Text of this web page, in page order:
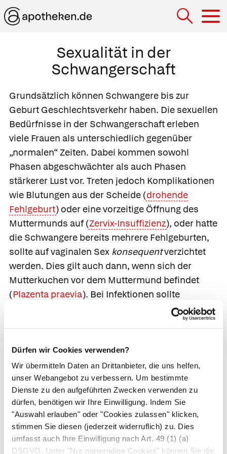
Dürfen wir Cookies verwenden?
Wir übermitteln Daten an Drittanbieter, die uns helfen,
unser Webangebot zu verbessern. Um bestimmte
Dienste zu den aufgeführten Zwecken verwenden zu
dürfen, benötigen wir Ihre Einwilligung. Indem Sie
"Auswahl erlauben" oder "Cookies zulassen" klicken,
stimmen Sie diesen (jederzeit widerruflich) zu. Dies
umfasst auch Ihre Einwilligung nach Art. 49 (1) (a)
DSGVO. Unter "Nur notwendige Cookies" können Sie die
Sexualität in der
Schwangerschaft
Grundsätzlich können Schwangere bis zur
Geburt Geschlechtsverkehr haben. Die sexuellen
Bedürfnisse in der Schwangerschaft erleben
viele Frauen als unterschiedlich gegenüber
„normalen“ Zeiten. Dabei kommen sowohl
Phasen abgeschwächter als auch Phasen
stärkerer Lust vor. Treten jedoch Komplikationen
wie Blutungen aus der Scheide (drohende
Fehlgeburt) oder eine vorzeitige Öffnung des
Muttermunds auf (Zervix-Insuffizienz), oder hatte
die Schwangere bereits mehrere Fehlgeburten,
sollte auf vaginalen Sex konsequentverzichtet
werden. Dies gilt auch dann, wenn sich der
Mutterkuchen vor dem Muttermund befindet
(Plazenta praevia). Bei Infektionen sollte
ebenfalls auf Geschlechtsverkehr verzichtet
Gegen Ende der Schwangerschaft kann das
Orgasmus Wehen auslösen. Hinzu kommt, dass
Sperma das GewebehormonProstaglandin
enthält, das den festen Muttermund weich
macht und damit die Geburt einleiten könnte.
Deshalb sollten Schwangere bei vorzeitigen
Wehen auf Sex verzichten.